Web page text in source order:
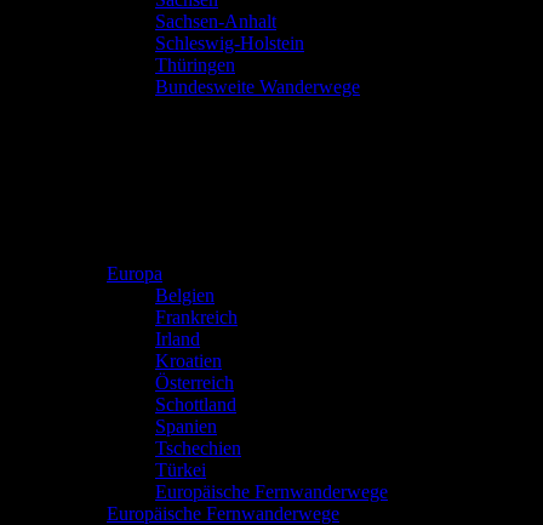
Sachsen-Anhalt
Schleswig-Holstein
Thüringen
Bundesweite Wanderwege
Europa
Belgien
Frankreich
Irland
Kroatien
Österreich
Schottland
Spanien
Tschechien
Türkei
Europäische Fernwanderwege
Europäische Fernwanderwege